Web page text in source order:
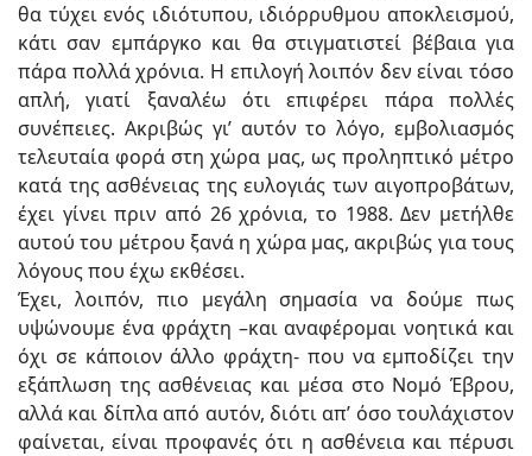
θα τύχει ενός ιδιότυπου, ιδιόρρυθμου αποκλεισμού,
κάτι σαν εμπάργκο και θα στιγματιστεί βέβαια για
πάρα πολλά χρόνια. Η επιλογή λοιπόν δεν είναι τόσο
απλή, γιατί ξαναλέω ότι επιφέρει πάρα πολλές
συνέπειες. Ακριβώς γι’ αυτόν το λόγο, εμβολιασμός
τελευταία φορά στη χώρα μας, ως προληπτικό μέτρο
κατά της ασθένειας της ευλογιάς των αιγοπροβάτων,
έχει γίνει πριν από 26 χρόνια, το 1988. Δεν μετήλθε
αυτού του μέτρου ξανά η χώρα μας, ακριβώς για τους
λόγους που έχω εκθέσει.
Έχει, λοιπόν, πιο μεγάλη σημασία να δούμε πως
υψώνουμε ένα φράχτη –και αναφέρομαι νοητικά και
όχι σε κάποιον άλλο φράχτη- που να εμποδίζει την
εξάπλωση της ασθένειας και μέσα στο Νομό Έβρου,
αλλά και δίπλα από αυτόν, διότι απ’ όσο τουλάχιστον
φαίνεται, είναι προφανές ότι η ασθένεια και πέρυσι